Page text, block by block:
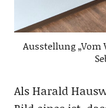
Ausstellung „Vom
Als Harald